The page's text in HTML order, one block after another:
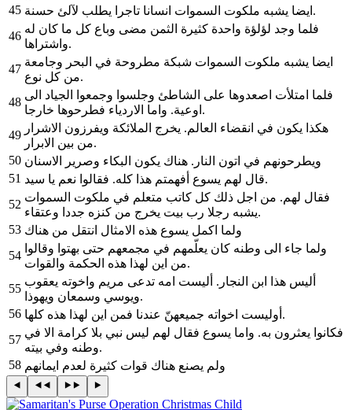
45
ايضا يشبه ملكوت السموات انسانا تاجرا يطلب لآلئ حسنة.
46
فلما وجد لؤلؤة واحدة كثيرة الثمن مضى وباع كل ما كان له
واشتراها.
47
ايضا يشبه ملكوت السموات شبكة مطروحة في البحر وجامعة
من كل نوع.
48
فلما امتلأت اصعدوها على الشاطئ وجلسوا وجمعوا الجياد الى
اوعية. واما الاردياء فطرحوها خارجا.
49
هكذا يكون في انقضاء العالم. يخرج الملائكة ويفرزون الاشرار
من بين الابرار.
50 ويطرحونهم في اتون النار. هناك يكون البكاء وصرير الاسنان
51
قال لهم يسوع أفهمتم هذا كله. فقالوا نعم يا سيد.
52
فقال لهم. من اجل ذلك كل كاتب متعلم في ملكوت السموات
يشبه رجلا رب بيت يخرج من كنزه جددا وعتقاء.
53 ولما اكمل يسوع هذه الامثال انتقل من هناك
54
ولما جاء الى وطنه كان يعلّمهم في مجمعهم حتى بهتوا وقالوا
من اين لهذا هذه الحكمة والقوات.
55
أليس هذا ابن النجار. أليست امه تدعى مريم واخوته يعقوب
ويوسي وسمعان ويهوذا.
56
أوليست اخواته جميعهنّ عندنا فمن اين لهذا هذه كلها.
57
فكانوا يعثرون به. واما يسوع فقال لهم ليس نبي بلا كرامة الا في
وطنه وفي بيته.
58 ولم يصنع هناك قوات كثيرة لعدم ايمانهم